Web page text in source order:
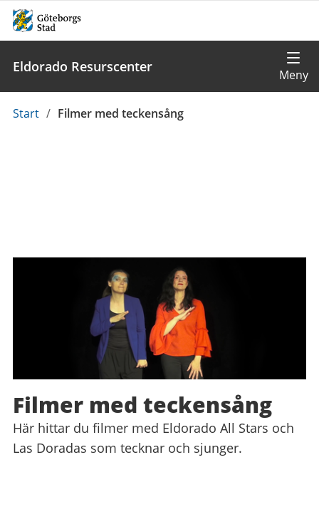
Eldorado Resurscenter
Du
Start / Filmer med teckensång
Filmer med teckensång
Här hittar du filmer med Eldorado All Stars och
Las Doradas som tecknar och sjunger.